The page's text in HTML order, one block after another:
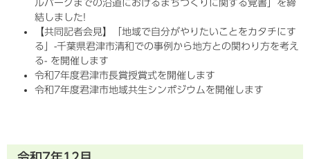
ルパークまでの沿道におけるまちづくりに関する覚書」を締
結しました!
【共同記者会見】「地域で自分がやりたいことをカタチにす
る」-千葉県君津市清和での事例から地方との関わり方を考え
る- を開催します
令和7年度君津市長賞授賞式を開催します
令和7年度君津市地域共生シンポジウムを開催します